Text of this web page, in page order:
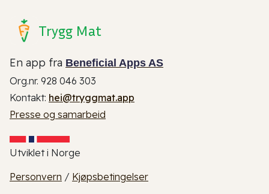
Trygg Mat
En app fra Beneficial Apps AS
Org.nr. 928 046 303
Kontakt: hei@tryggmat.app
Presse og samarbeid
Utviklet i Norge
Personvern / Kjøpsbetingelser